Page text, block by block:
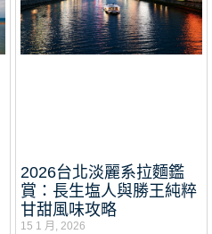
2026台北淡麗系拉麵鑑
賞：長生塩人與勝王純粹
甘甜風味攻略
15 1 月, 2026